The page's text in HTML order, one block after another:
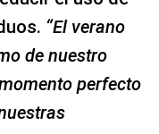
“El verano
de nuestro
perfecto